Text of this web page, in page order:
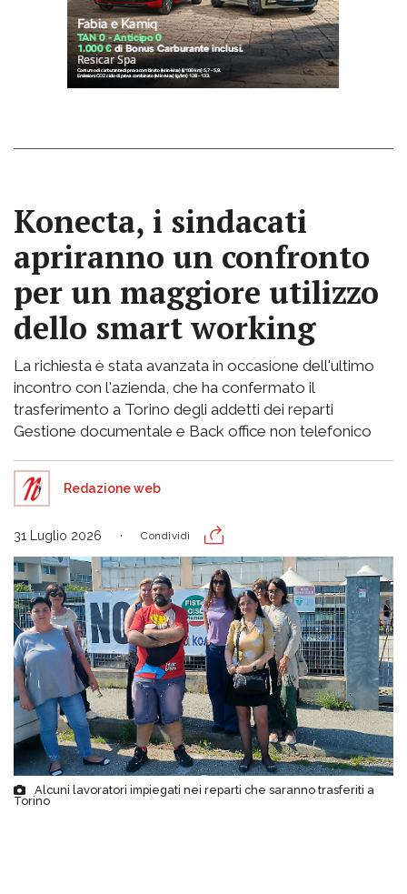
Konecta, i sindacati
apriranno un confronto
per un maggiore utilizzo
dello smart working
La richiesta è stata avanzata in occasione dell'ultimo
incontro con l'azienda, che ha confermato il
trasferimento a Torino degli addetti dei reparti
Gestione documentale e Back office non telefonico
Redazione web
31 Luglio 2026 Condividi
Alcuni lavoratori impiegati nei reparti che saranno trasferiti a
Torino